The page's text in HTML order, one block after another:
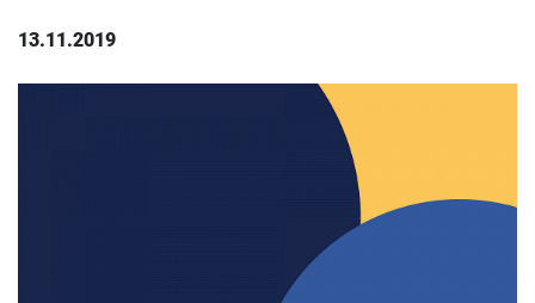
13.11.2019